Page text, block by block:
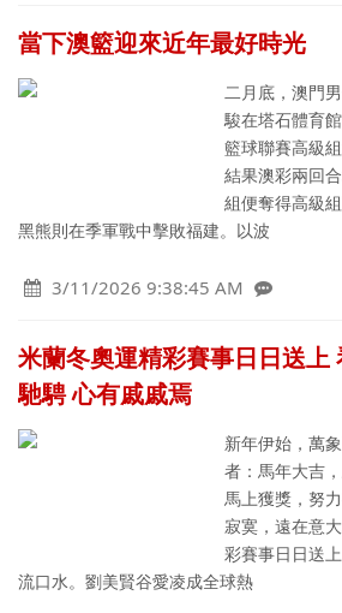
當下澳籃迎來近年最好時光
二月底，澳門
駿在塔石體育
籃球聯賽高級
結果澳彩兩回
組便奪得高級
黑熊則在季軍戰中擊敗福建。以波
3/11/2026 9:38:45 AM
米蘭冬奧運精彩賽事日日送上
馳騁 心有戚戚焉
新年伊始，萬
者：馬年大吉
馬上獲獎，努
寂寞，遠在意
彩賽事日日送
流口水。劉美賢谷愛凌成全球熱